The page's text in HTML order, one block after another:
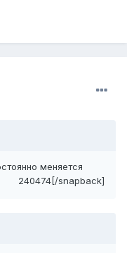
меняется
240474[/snapback]